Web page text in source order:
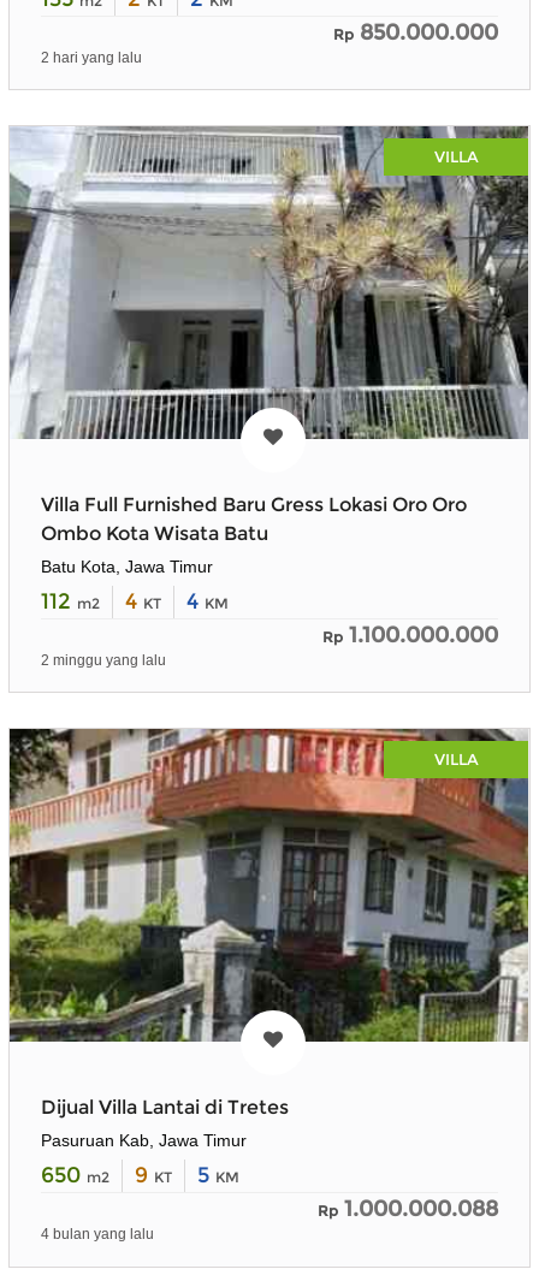
Rp 850.000.000
2 hari yang lalu
VILLA
Villa Full Furnished Baru Gress Lokasi Oro Oro
Ombo Kota Wisata Batu
Batu Kota, Jawa Timur
112 m2 4 KT 4 KM
Rp 1.100.000.000
2 minggu yang lalu
VILLA
Dijual Villa Lantai di Tretes
Pasuruan Kab, Jawa Timur
650 m2 9 KT 5 KM
Rp 1.000.000.088
4 bulan yang lalu